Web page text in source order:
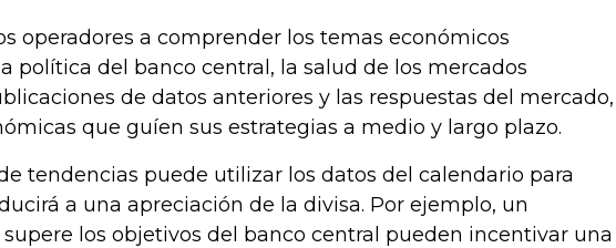
operadores a comprender los temas económicos
política del banco central, la salud de los mercados
de datos anteriores y las respuestas del mercado,
que guíen sus estrategias a medio y largo plazo.
tendencias puede utilizar los datos del calendario para
a una apreciación de la divisa. Por ejemplo, un
los objetivos del banco central pueden incentivar una